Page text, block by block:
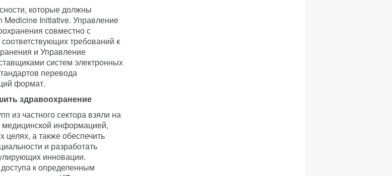
которые должны
Initiative. Управление
совместно с
требований к
и Управление
систем электронных
перевода
формат.
здравоохранение
из частного сектора взяли на
медицинской информацией,
целях, а также обеспечить
и разработать
инновации.
к определенным